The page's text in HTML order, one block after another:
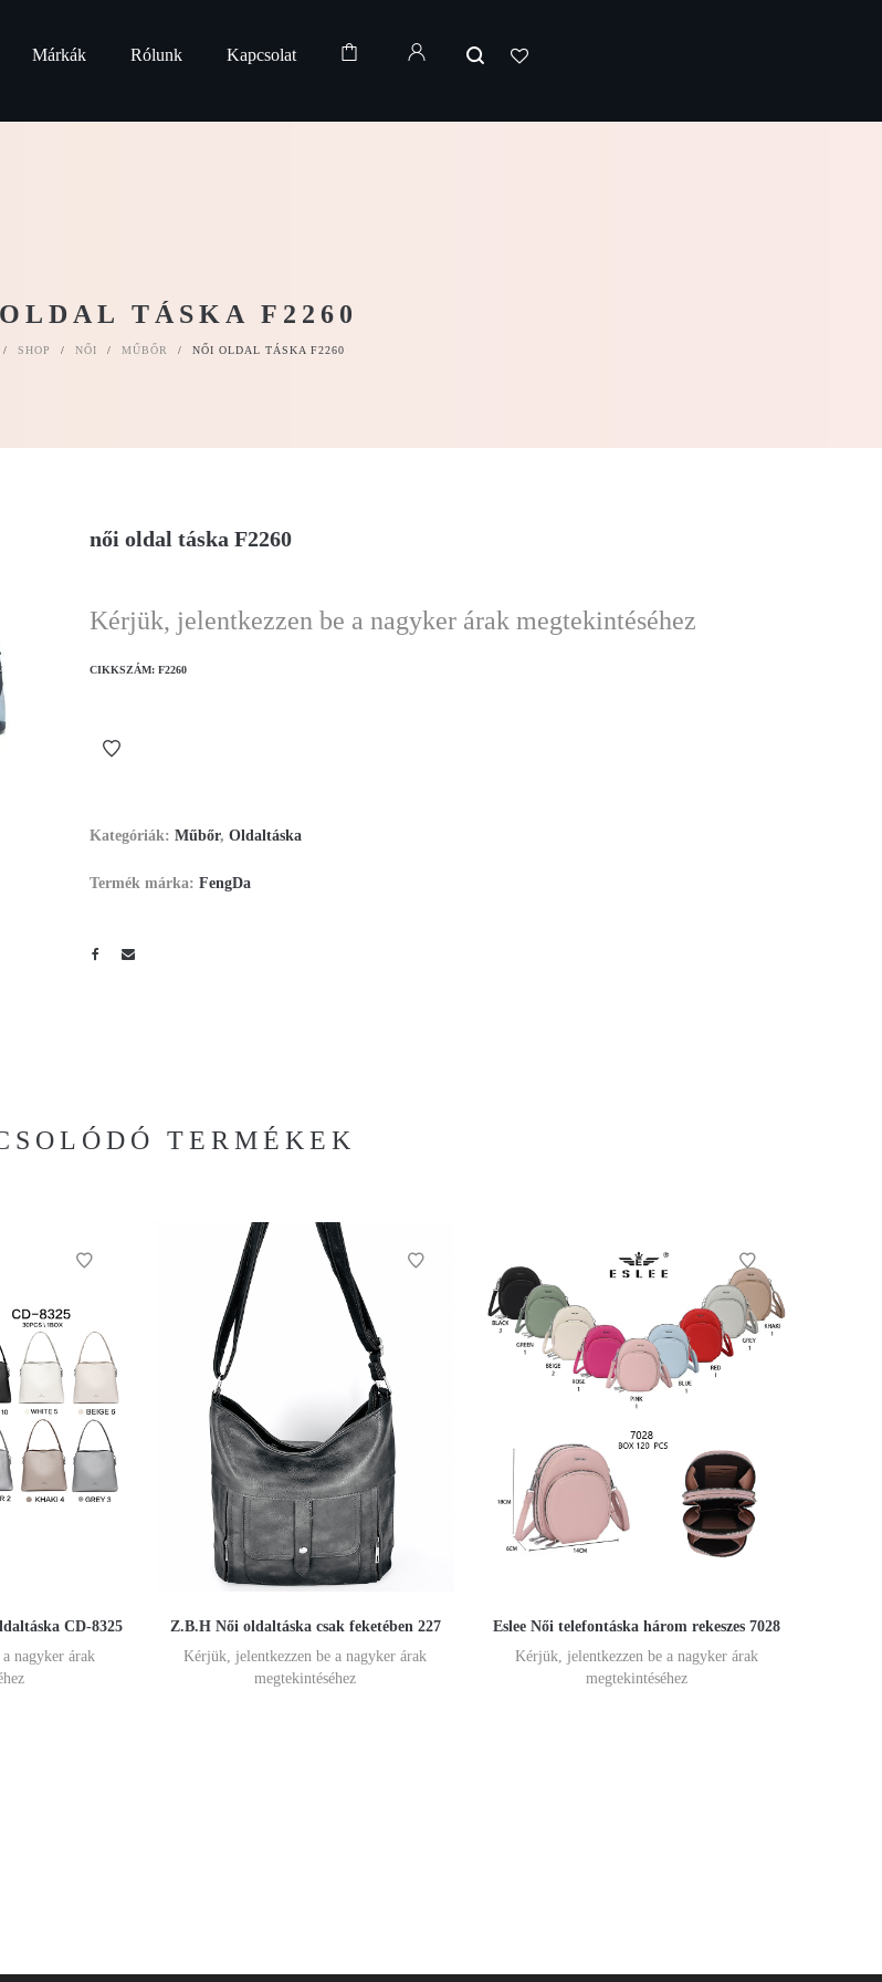
Márkák Rólunk Kapcsolat
TÁSKA F2260
/ SHOP / NŐI / MŰBŐR / NŐI OLDAL TÁSKA F2260
női oldal táska F2260
Kérjük, jelentkezzen be a nagyker árak megtekintéséhez
CIKKSZÁM: F2260
Kategóriák: Műbőr, Oldaltáska
Termék márka: FengDa
TERMÉKEK
CD-8325
nagyker árak
Z.B.H Női oldaltáska csak feketében 227
Kérjük, jelentkezzen be a nagyker árak
megtekintéséhez
Eslee Női telefontáska három rekeszes 7028
Kérjük, jelentkezzen be a nagyker árak
megtekintéséhez